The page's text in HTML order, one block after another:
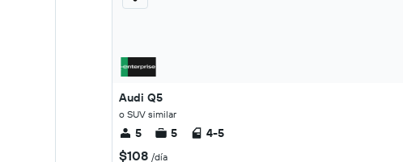
Audi Q5
o SUV similar
5 5 4-5
$108 /día